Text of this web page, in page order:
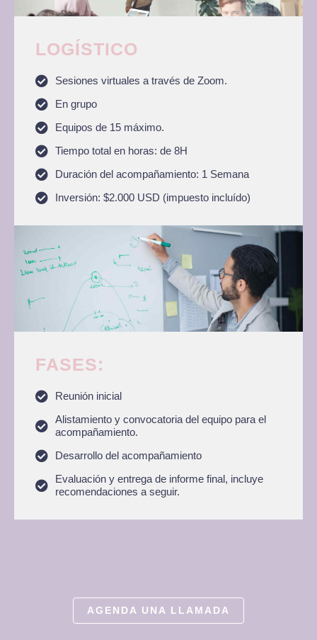
LOGÍSTICO
Sesiones virtuales a través de Zoom.
En grupo
Equipos de 15 máximo.
Tiempo total en horas: de 8H
Duración del acompañamiento: 1 Semana
Inversión: $2.000 USD (impuesto incluído)
FASES:
Reunión inicial
Alistamiento y convocatoria del equipo para el
acompañamiento.
Desarrollo del acompañamiento
Evaluación y entrega de informe final, incluye
recomendaciones a seguir.
AGENDA UNA LLAMADA